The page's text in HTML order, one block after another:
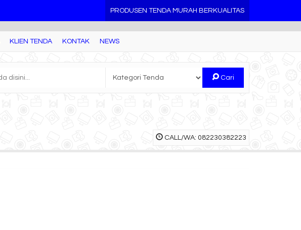
PRODUSEN TENDA MURAH BERKUALITAS
KLIEN TENDA KONTAK NEWS
Cari
CALL/WA: 082230382223